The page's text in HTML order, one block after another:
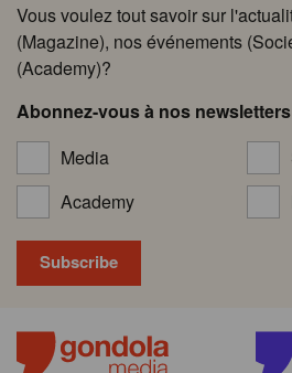
Vous voulez tout savoir sur
(Magazine), nos événements
(Academy)?
Abonnez-vous à nos
Media
Academy